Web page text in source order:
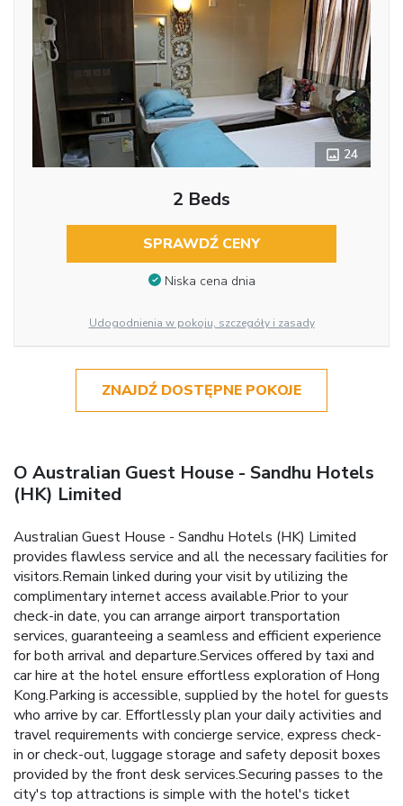
24
2 Beds
SPRAWDŹ CENY
Niska cena dnia
Udogodnienia w pokoju, szczegóły i zasady
ZNAJDŹ DOSTĘPNE POKOJE
O Australian Guest House - Sandhu Hotels
(HK) Limited
Australian Guest House - Sandhu Hotels (HK) Limited
provides flawless service and all the necessary facilities for
visitors.Remain linked during your visit by utilizing the
complimentary internet access available.Prior to your
check-in date, you can arrange airport transportation
services, guaranteeing a seamless and efficient experience
for both arrival and departure.Services offered by taxi and
car hire at the hotel ensure effortless exploration of Hong
Kong.Parking is accessible, supplied by the hotel for guests
who arrive by car. Effortlessly plan your daily activities and
travel requirements with concierge service, express check-
in or check-out, luggage storage and safety deposit boxes
provided by the front desk services.Securing passes to the
city's top attractions is simple with the hotel's ticket